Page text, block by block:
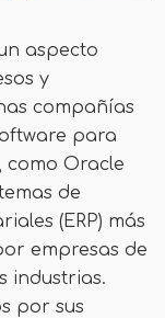
aspecto
y
compañías
para
como Oracle
de
(ERP) más
empresas de
industrias.
por sus